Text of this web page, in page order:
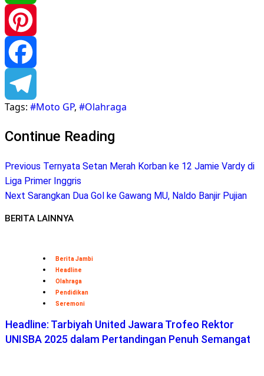
WhatsApp
Pinterest
Facebook
Telegram
Tags: #Moto GP, #Olahraga
Continue Reading
Previous Ternyata Setan Merah Korban ke 12 Jamie Vardy di
Liga Primer Inggris
Next Sarangkan Dua Gol ke Gawang MU, Naldo Banjir Pujian
BERITA LAINNYA
Berita Jambi
Headline
Olahraga
Pendidikan
Seremoni
Headline: Tarbiyah United Jawara Trofeo Rektor
UNISBA 2025 dalam Pertandingan Penuh Semangat